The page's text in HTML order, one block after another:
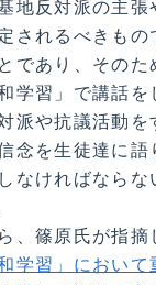
地反対派の主張
されるべきもの
であり、そのた
学習」で講話を
派や抗議活動
念を生徒達に語
なければなら
、篠原氏が指摘
和学習」におい